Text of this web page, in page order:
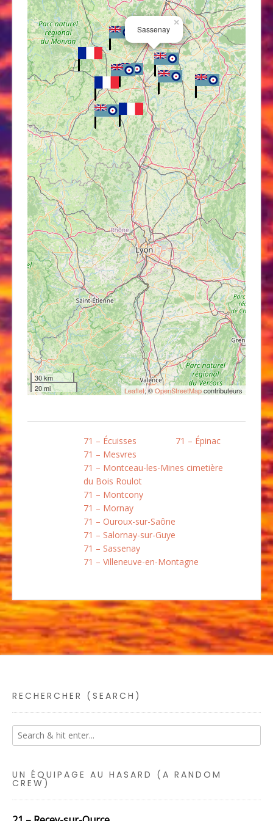
Sassenay
×
30 km
20 mi
Leaflet, ©OpenStreetMapcontributeurs
71 – Écuisses
71 – Épinac
71 – Mesvres
71 – Montceau-les-Mines cimetière
du Bois Roulot
71 – Montcony
71 – Mornay
71 – Ouroux-sur-Saône
71 – Salornay-sur-Guye
71 – Sassenay
71 – Villeneuve-en-Montagne
RECHERCHER (SEARCH)
UN ÉQUIPAGE AU HASARD (A RANDOM
CREW)